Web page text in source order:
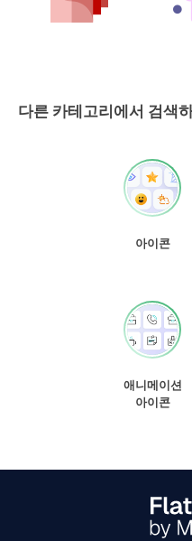
다른 카테고리에서 검색
아이콘
애니메이션
아이콘